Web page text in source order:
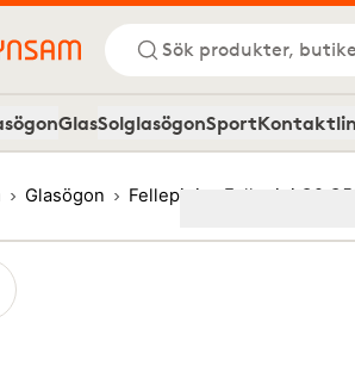
Sök produkter,
GlasSolglasögonSport
Glasögon Fellepini Fellepini O9